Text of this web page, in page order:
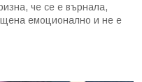
че се е върнала,
емоционално и не е